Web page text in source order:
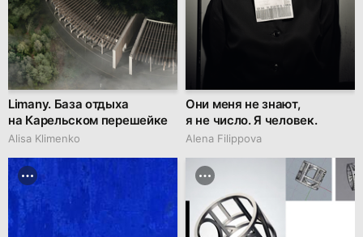
Limany. База отдыха
на Карельском перешейке
Alisa Klimenko
Они меня не знают,
я не число. Я человек.
Alena Filippova